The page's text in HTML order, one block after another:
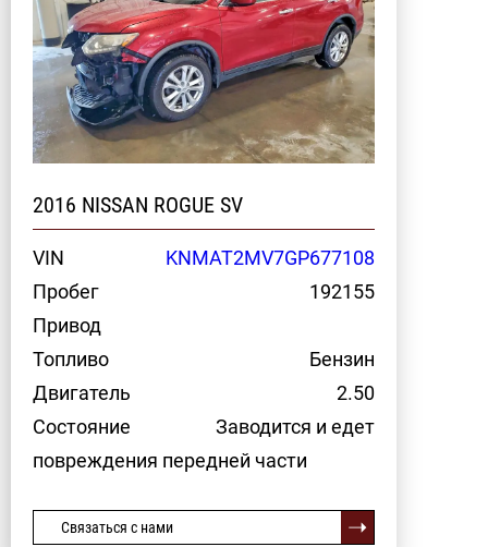
2016 NISSAN ROGUE SV
VIN
KNMAT2MV7GP677108
Пробег
192155
Привод
Топливо
Бензин
Двигатель
2.50
Состояние
Заводится и едет
повреждения передней части
Связаться с нами